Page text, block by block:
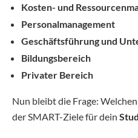
Kosten- und
Personalmanagement
Geschäftsführung und
Bildungsbereich
Privater Bereich
Nun bleibt die Frage:
der SMART-Ziele für dein